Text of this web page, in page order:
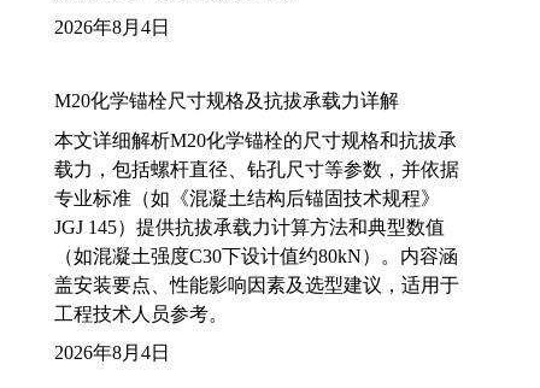
2026年8月4日
M20化学锚栓尺寸规格及抗拔承载力详解
本文详细解析M20化学锚栓的尺寸规格和抗拔承
载力，包括螺杆直径、钻孔尺寸等参数，并依据
专业标准（如《混凝土结构后锚固技术规程》
JGJ 145）提供抗拔承载力计算方法和典型数值
（如混凝土强度C30下设计值约80kN）。内容涵
盖安装要点、性能影响因素及选型建议，适用于
工程技术人员参考。
2026年8月4日